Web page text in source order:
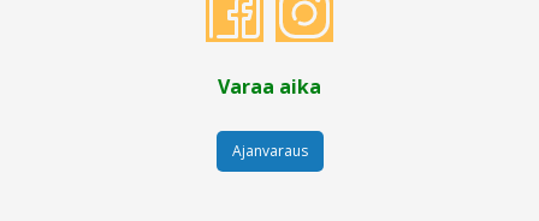
Varaa aika
Ajanvaraus